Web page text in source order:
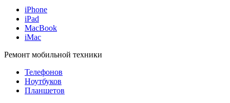
iPhone
iPad
MacBook
iMac
Ремонт мобильной техники
Телефонов
Ноутбуков
Планшетов